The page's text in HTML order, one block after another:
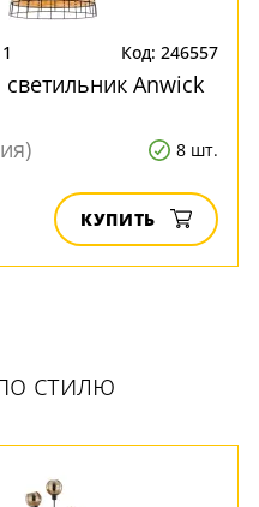
Код: 246557
Anwick
8 шт.
КУПИТЬ
стилю